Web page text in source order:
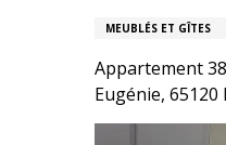
MEUBLÉS ET GÎTES
Appartement
Eugénie,